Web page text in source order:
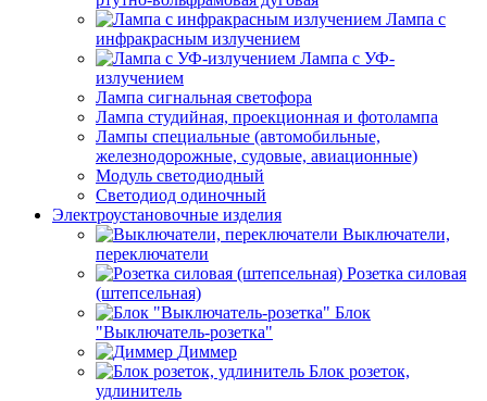
Лампа с
инфракрасным излучением
Лампа с УФ-
излучением
Лампа сигнальная светофора
Лампа студийная, проекционная и фотолампа
Лампы специальные (автомобильные,
железнодорожные, судовые, авиационные)
Модуль светодиодный
Светодиод одиночный
Электроустановочные изделия
Выключатели,
переключатели
Розетка силовая
(штепсельная)
Блок
"Выключатель-розетка"
Диммер
Блок розеток,
удлинитель